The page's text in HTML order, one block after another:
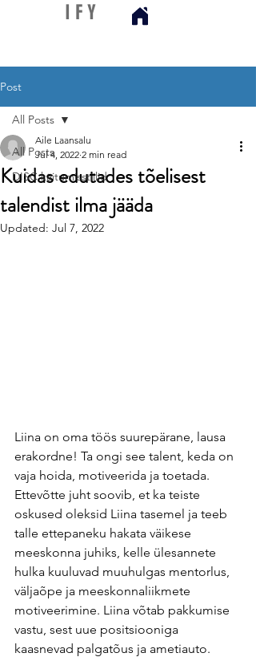
I F Y
Post
All Posts
DISC käitumisstiilid
All Posts
Kuidas edutades tõelisest
talendist ilma jääda
Aile Laansalu
Jul 4, 2022 2 min read
Updated: Jul 7, 2022
Liina on oma töös suurepärane, lausa
erakordne! Ta ongi see talent, keda on
vaja hoida, motiveerida ja toetada.
Ettevõtte juht soovib, et ka teiste
oskused oleksid Liina tasemel ja teeb
talle ettepaneku hakata väikese
meeskonna juhiks, kelle ülesannete
hulka kuuluvad muuhulgas mentorlus,
väljaõpe ja meeskonnaliikmete
motiveerimine. Liina võtab pakkumise
vastu, sest uue positsiooniga
kaasnevad palgatõus ja ametiauto.